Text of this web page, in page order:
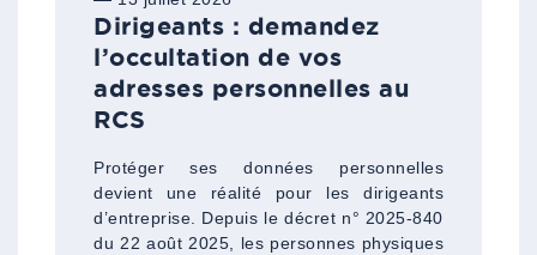
Dirigeants : demandez
l’occultation de vos
adresses personnelles au
RCS
Protéger ses données personnelles
devient une réalité pour les dirigeants
d’entreprise. Depuis le décret n° 2025-840
du 22 août 2025, les personnes physiques